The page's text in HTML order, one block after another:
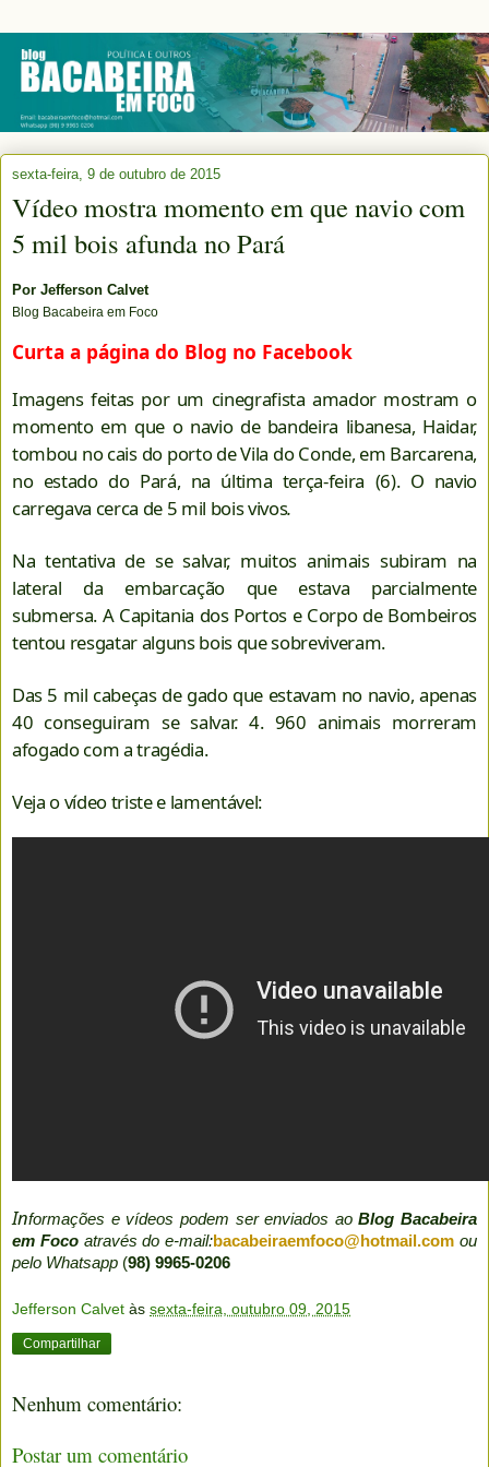
sexta-feira, 9 de outubro de 2015
Vídeo mostra momento em que navio com
5 mil bois afunda no Pará
Por Jefferson Calvet
Blog Bacabeira em Foco
Curta a página do Blog no Facebook
Imagens feitas por um cinegrafista amador mostram o
momento em que o navio de bandeira libanesa, Haidar,
tombou no cais do porto de Vila do Conde, em Barcarena,
no estado do Pará, na última terça-feira (6). O navio
carregava cerca de 5 mil bois vivos.
Na tentativa de se salvar, muitos animais subiram na
lateral da embarcação que estava parcialmente
submersa. A Capitania dos Portos e Corpo de Bombeiros
tentou resgatar alguns bois que sobreviveram.
Das 5 mil cabeças de gado que estavam no navio, apenas
40 conseguiram se salvar. 4. 960 animais morreram
afogado com a tragédia.
Veja o vídeo triste e lamentável:
Informações e vídeos podem ser enviados aoBlog Bacabeira
em Focoatravés do e-mail:bacabeiraemfoco@hotmail.com ou
pelo Whatsapp (98) 9965-0206
Jefferson Calvet às sexta-feira, outubro 09, 2015
Compartilhar
Nenhum comentário:
Postar um comentário